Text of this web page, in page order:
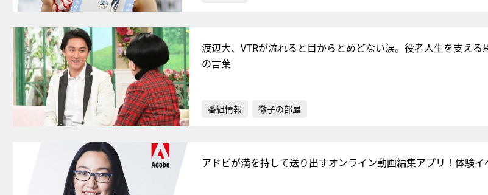
渡辺大、VTRが流れると目からとめどない涙。役者人生を支える
の言葉
番組情報 徹子の部屋
アドビが満を持して送り出すオンライン動画編集アプリ！体験イ